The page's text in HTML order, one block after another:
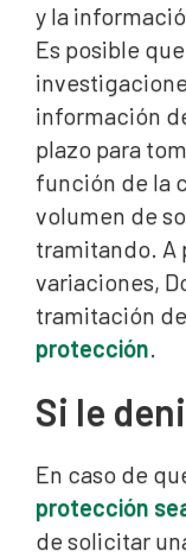
y la
Es posible
información
plazo para
función de la
volumen de
tramitando. A
variaciones,
tramitación
protección.
Si le
En caso de
protección
de solicitar